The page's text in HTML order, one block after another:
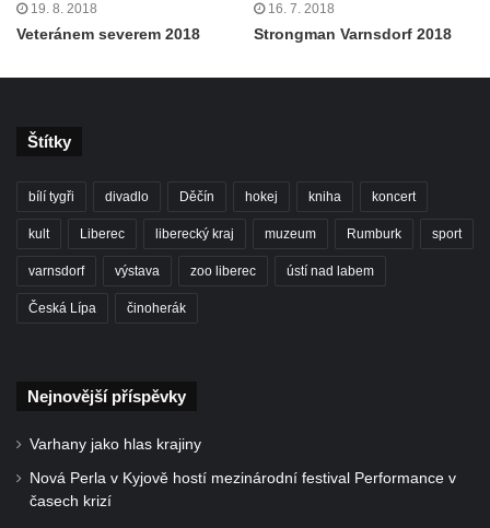
19. 8. 2018
Veteránem severem 2018
16. 7. 2018
Strongman Varnsdorf 2018
Štítky
bílí tygři divadlo Děčín hokej kniha koncert
kult Liberec liberecký kraj muzeum Rumburk sport
varnsdorf výstava zoo liberec ústí nad labem
Česká Lípa činoherák
Nejnovější příspěvky
Varhany jako hlas krajiny
Nová Perla v Kyjově hostí mezinárodní festival Performance v
časech krizí